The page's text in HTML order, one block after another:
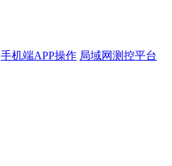
手机端APP操作 局域网测控平台